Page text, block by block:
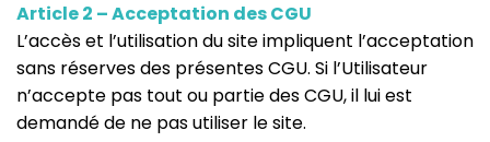
Article 2 – Acceptation des CGU
L’accès et l’utilisation du site impliquent l’acceptation
sans réserves des présentes CGU. Si l’Utilisateur
n’accepte pas tout ou partie des CGU, il lui est
demandé de ne pas utiliser le site.